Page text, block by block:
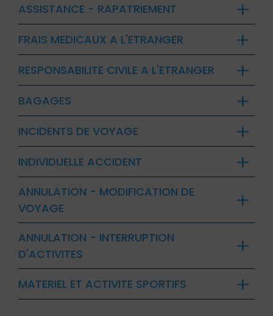
ASSISTANCE - RAPATRIEMENT
FRAIS MEDICAUX A L'ETRANGER
RESPONSABILITE CIVILE A L'ETRANGER
BAGAGES
INCIDENTS DE VOYAGE
INDIVIDUELLE ACCIDENT
ANNULATION - MODIFICATION DE
VOYAGE
ANNULATION - INTERRUPTION
D'ACTIVITES
MATERIEL ET ACTIVITE SPORTIFS